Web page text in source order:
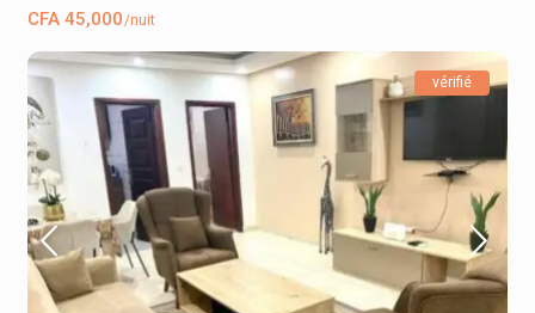
CFA 45,000/nuit
vérifié